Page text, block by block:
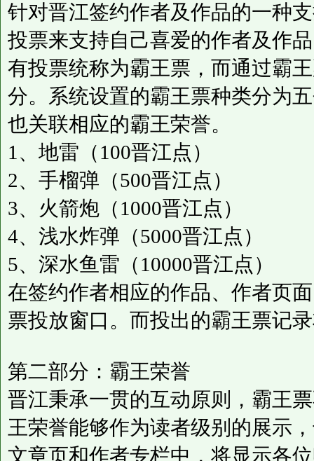
针对晋江签约作者及作品的一种
投票来支持自己喜爱的作者及作
有投票统称为霸王票，而通过霸
分。系统设置的霸王票种类分为
也关联相应的霸王荣誉。
1、地雷（100晋江点）
2、手榴弹（500晋江点）
3、火箭炮（1000晋江点）
4、浅水炸弹（5000晋江点）
5、深水鱼雷（10000晋江点）
在签约作者相应的作品、作者页
票投放窗口。而投出的霸王票记
第二部分：霸王荣誉
晋江秉承一贯的互动原则，霸王
王荣誉能够作为读者级别的展示
文章页和作者专栏中，将显示各